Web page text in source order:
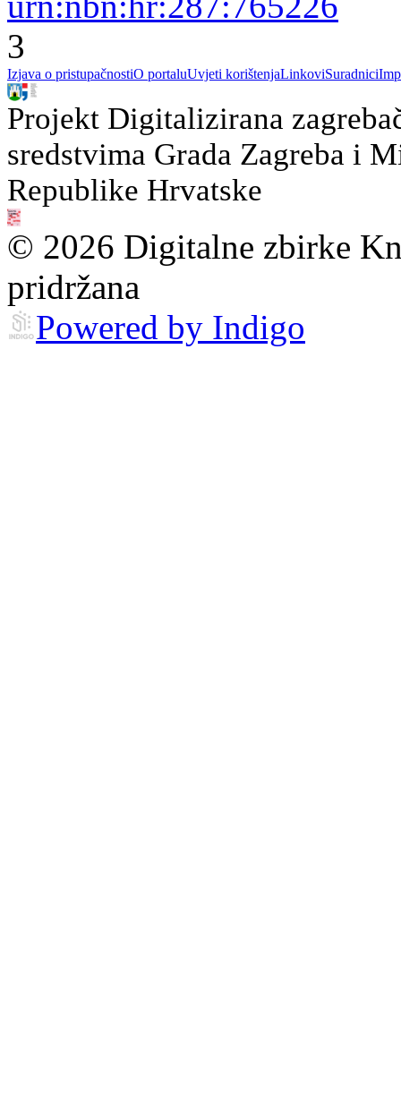
3
Izjava o pristupačnostiO portaluUvjeti korištenjaLinkoviSuradnici
Projekt Digitalizirana
sredstvima Grada Zagreba i
Republike Hrvatske
© 2026 Digitalne zbirke
pridržana
Powered by Indigo